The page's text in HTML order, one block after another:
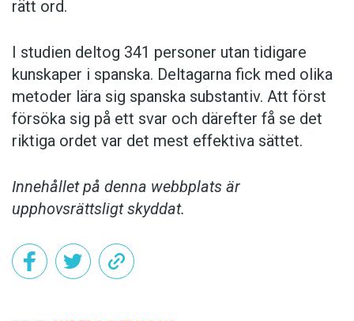
rätt ord.
I studien deltog 341 personer utan tidigare
kunskaper i spanska. Deltagarna fick med olika
metoder lära sig spanska substantiv. Att först
försöka sig på ett svar och därefter få se det
riktiga ordet var det mest effektiva sättet.
Innehållet på denna webbplats är
upphovsrättsligt skyddat.